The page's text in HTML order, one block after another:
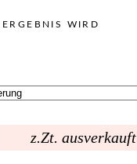
WIRD
z.Zt. ausverkauft